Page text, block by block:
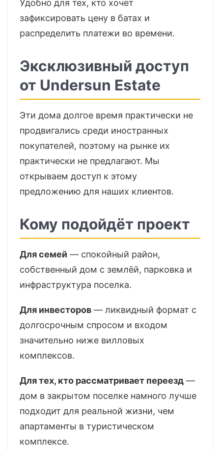
Удобно для тех, кто хочет
зафиксировать цену в батах и
распределить платежи во времени.
Эксклюзивный доступ
от Undersun Estate
Эти дома долгое время практически не
продвигались среди иностранных
покупателей, поэтому на рынке их
практически не предлагают. Мы
открываем доступ к этому
предложению для наших клиентов.
Кому подойдёт проект
Для семей — спокойный район,
собственный дом с землёй, парковка и
инфраструктура поселка.
Для инвесторов — ликвидный формат с
долгосрочным спросом и входом
значительно ниже вилловых
комплексов.
Для тех, кто рассматривает переезд —
дом в закрытом поселке намного лучше
подходит для реальной жизни, чем
апартаменты в туристическом
комплексе.